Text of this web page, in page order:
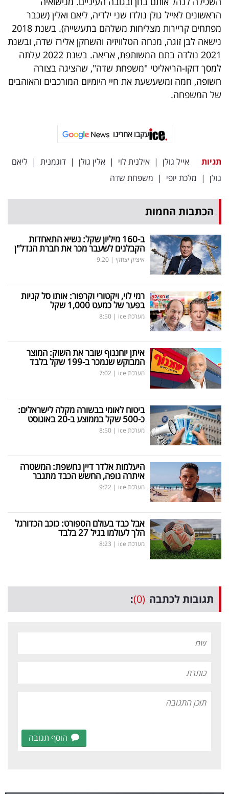
הראשונים לאייל גולן נולדו שני ילדיה, ליאם ואלין (שכבר
מפתחים קריירות מצליחות משלהם בתעשייה). בשנת 2018
נישאה לבן זוגה, מנחה הטלוויזיה והשחקן אלירז שדה, ובשנת
2021 נולדה בתם המשותפת, אריאה. בשנת 2022 עלתה
למסך דוקו-הריאליטי "משפחת שדה", שהציגה בצורה
חשופה, חמה ומשעשעת את חיי היומיום המורכבים והאוהבים
של המשפחה.
עקבו אחרינו
תגיות אייל גולן | אילנית לוי | אלין גולן | דוגמנית | ליאם
גולן | מלכת יופי | משפחת שדה
הכתבות החמות
ב-160 מיליון שקל: נשיא התאחדות
הקבלנים לשעבר מכר את חברת הנדל"ן
איציק יצחקי |
9:20
רמי לוי, ויקטורי וקרפור: אותו סל קניות
בפער של כמעט 1,000 שקל
מערכת ice |
8:50
איתן יוחננוף שובר את השוק: המוצר
המבוקש שנמכר ב-199 שקל בלבד
מערכת ice |
7:02
ביטוח לאומי בבשורה מקלה לישראלים:
כ-500 שקל בממוצע ב-20 באוגוסט
מערכת ice |
8:50
היעלמות אלדר דיין נחשפת: המשטרה
איתרה גופה, החשש הכבד מתגבר
מערכת ice |
9:22
אבל כבד בעולם הספורט: כוכב הכדורגל
הלך לעולמו בגיל 27 בלבד
מערכת ice |
8:23
תגובות לכתבה (0)
:
הוסף תגובה